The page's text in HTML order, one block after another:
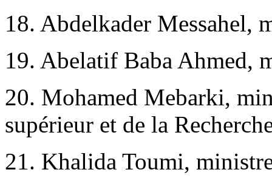
18. Abdelkader Messahel,
19. Abelatif Baba Ahmed,
20. Mohamed Mebarki,
supérieur et de la
21. Khalida Toumi,